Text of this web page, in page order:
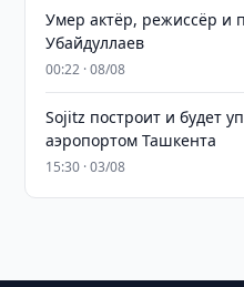
Умер актёр, режиссёр и
Убайдуллаев
00:22 · 08/08
Sojitz построит и будет
аэропортом Ташкента
15:30 · 03/08